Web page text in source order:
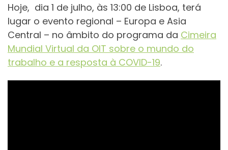
Hoje, dia 1 de julho, às 13:00 de Lisboa, terá
lugar o evento regional – Europa e Asia
Central – no âmbito do programa da Cimeira
Mundial Virtual da OIT sobre o mundo do
trabalho e a resposta à COVID-19.